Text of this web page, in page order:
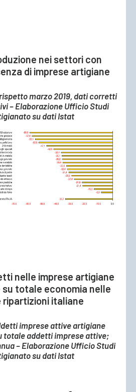
nei settori con
di imprese artigiane
marzo 2019, dati corretti
– Elaborazione Ufficio Studi
su dati Istat
nelle imprese artigiane
totale economia nelle
ripartizioni italiane
imprese attive artigiane
totale addetti imprese attive;
– Elaborazione Ufficio Studi
su dati Istat